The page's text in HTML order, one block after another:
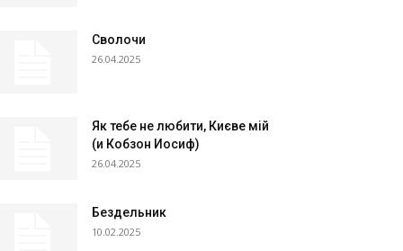
Сволочи
26.04.2025
Як тебе не любити, Києве мій
(и Кобзон Иосиф)
26.04.2025
Бездельник
10.02.2025